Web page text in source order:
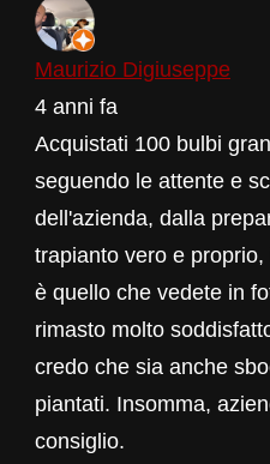
Maurizio Digiuseppe
4 anni fa
Acquistati 100 bulbi
seguendo le attente e
dell'azienda, dalla
trapianto vero e
è quello che vedete in
rimasto molto
credo che sia anche
piantati. Insomma,
consiglio.